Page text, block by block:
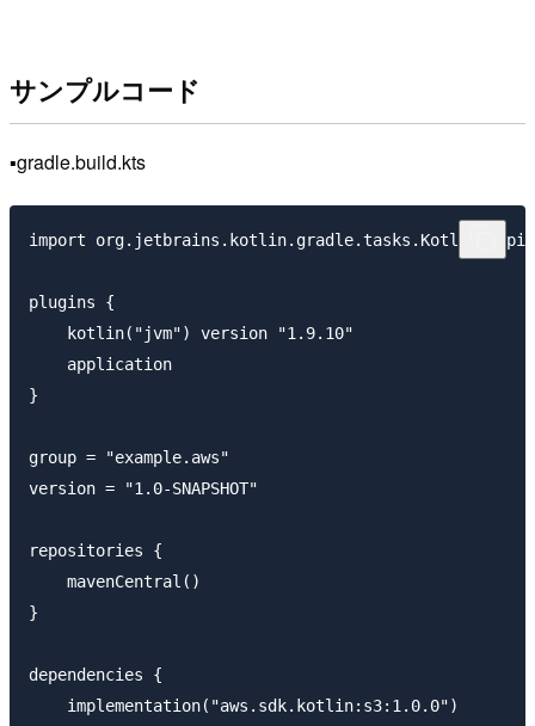
サンプルコード
▪️gradle.build.kts
import
plugins {
    kotlin("jvm") version "1.9.10"
    application
}
group = "example.aws"
version = "1.0-SNAPSHOT"
repositories {
    mavenCentral()
}
dependencies {
    implementation("aws.sdk.kotlin:s3:1.0.0")